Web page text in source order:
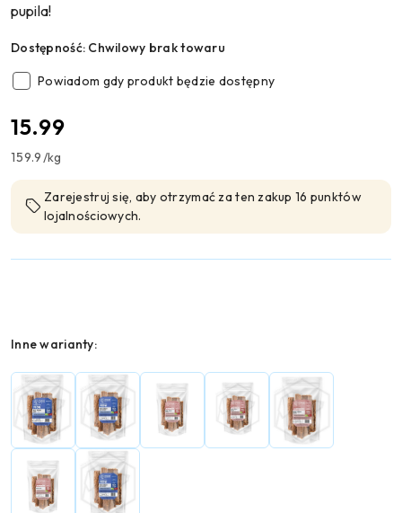
pupila!
Dostępność: Chwilowy brak towaru
Powiadom gdy produkt będzie dostępny
cena:
15.99
159.9/kg
Zarejestruj się, aby otrzymać za ten zakup 16 punktów
lojalnościowych.
Wariant
Inne warianty: